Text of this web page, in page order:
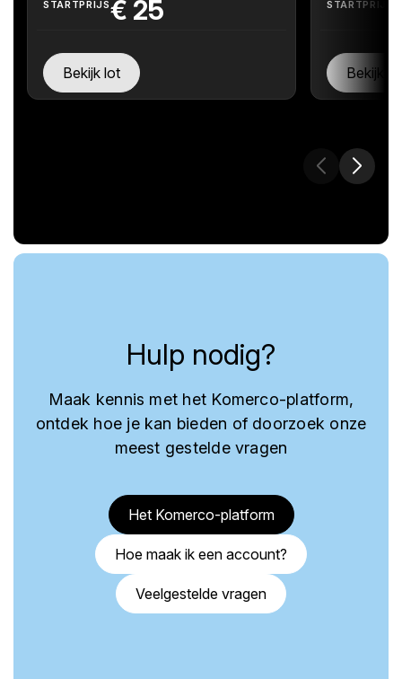
STARTPRIJS€ 25
Bekijk lot
STARTPRIJS
Bekijk
Hulp nodig?
Maak kennis met het Komerco-platform,
ontdek hoe je kan bieden of doorzoek onze
meest gestelde vragen
Het Komerco-platform
Hoe maak ik een account?
Veelgestelde vragen